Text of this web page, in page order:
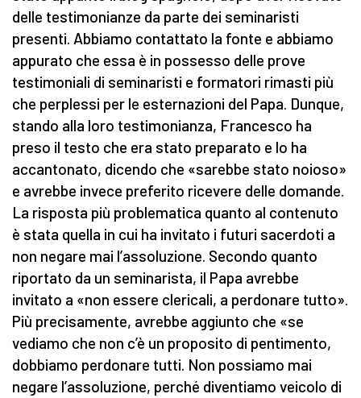
delle testimonianze da parte dei seminaristi
presenti. Abbiamo contattato la fonte e abbiamo
appurato che essa è in possesso delle prove
testimoniali di seminaristi e formatori rimasti più
che perplessi per le esternazioni del Papa. Dunque,
stando alla loro testimonianza, Francesco ha
preso il testo che era stato preparato e lo ha
accantonato, dicendo che «sarebbe stato noioso»
e avrebbe invece preferito ricevere delle domande.
La risposta più problematica quanto al contenuto
è stata quella in cui ha invitato i futuri sacerdoti a
non negare mai l’assoluzione. Secondo quanto
riportato da un seminarista, il Papa avrebbe
invitato a «non essere clericali, a perdonare tutto».
Più precisamente, avrebbe aggiunto che «se
vediamo che non c’è un proposito di pentimento,
dobbiamo perdonare tutti. Non possiamo mai
negare l’assoluzione, perché diventiamo veicolo di